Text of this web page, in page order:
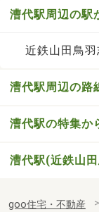
漕代駅周辺の駅
近鉄山田鳥羽
漕代駅周辺の路
漕代駅の特集か
漕代駅(近鉄山
goo住宅・不動産